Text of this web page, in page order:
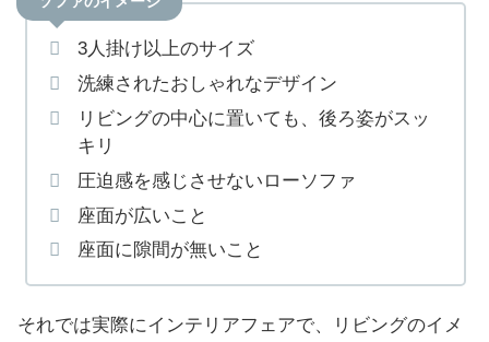
3人掛け以上のサイズ
洗練されたおしゃれなデザイン
リビングの中心に置いても、後ろ姿がスッ
キリ
圧迫感を感じさせないローソファ
座面が広いこと
座面に隙間が無いこと
それでは実際にインテリアフェアで、リビングのイメ